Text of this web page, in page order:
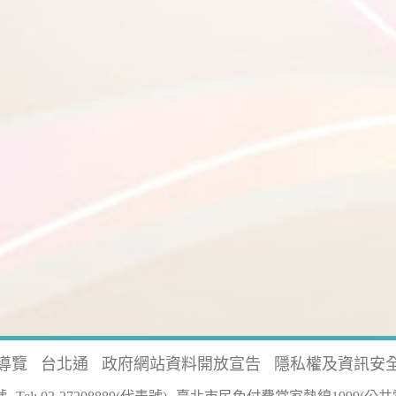
覽 台北通 政府網站資料開放宣告 隱私權及資訊安